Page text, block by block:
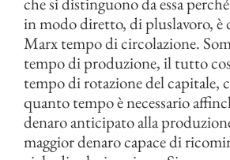
in modo diretto, di pluslavoro, è
Marx tempo di circolazione.
tempo di produzione, il tutto
tempo di rotazione del capitale,
quanto tempo è necessario
denaro anticipato alla
maggior denaro capace di